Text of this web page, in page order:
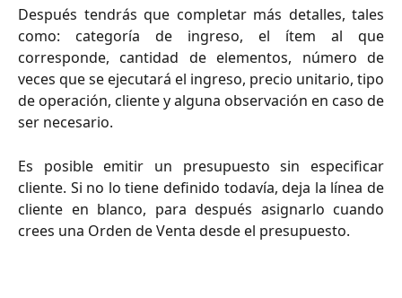
Después tendrás que completar más detalles, tales
como: categoría de ingreso, el ítem al que
corresponde, cantidad de elementos, número de
veces que se ejecutará el ingreso, precio unitario, tipo
de operación, cliente y alguna observación en caso de
ser necesario.
Es posible emitir un presupuesto sin especificar
cliente. Si no lo tiene definido todavía, deja la línea de
cliente en blanco, para después asignarlo cuando
crees una Orden de Venta desde el presupuesto.